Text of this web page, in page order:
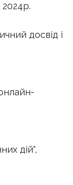
2024р.
досвід і
дій",